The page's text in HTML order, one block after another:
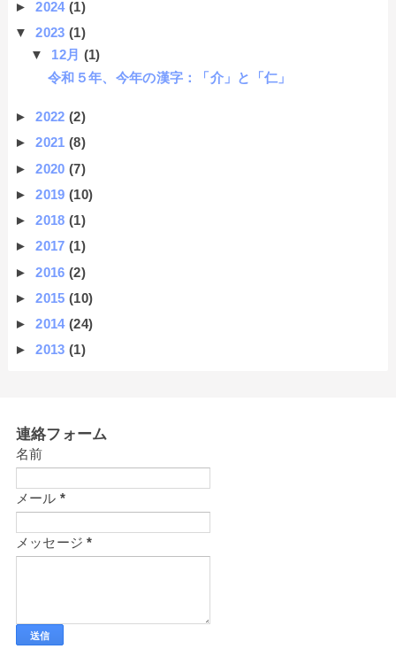
►2024(1)
▼2023(1)
▼ 12月 (1)
令和５年、今年の漢字：「介」と「仁」
►2022(2)
►2021(8)
►2020(7)
►2019(10)
►2018(1)
►2017(1)
►2016(2)
►2015(10)
►2014(24)
►2013(1)
連絡フォーム
名前
メール *
メッセージ*